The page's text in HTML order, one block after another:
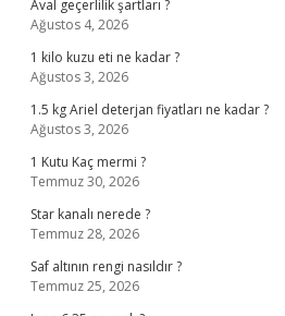
Aval geçerlilik şartları ?
Ağustos 4, 2026
1 kilo kuzu eti ne kadar ?
Ağustos 3, 2026
1.5 kg Ariel deterjan fiyatları ne kadar ?
Ağustos 3, 2026
1 Kutu Kaç mermi ?
Temmuz 30, 2026
Star kanalı nerede ?
Temmuz 28, 2026
Saf altının rengi nasıldır ?
Temmuz 25, 2026